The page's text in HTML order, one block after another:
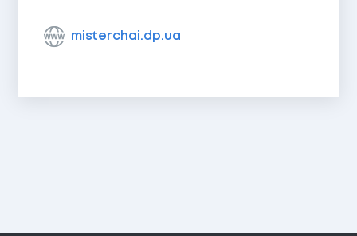
misterchai.dp.ua